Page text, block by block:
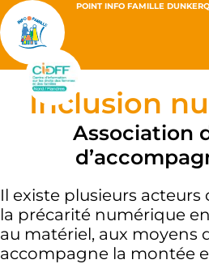
POINT INFO FAMILLE
Inclusion
Association
Il existe plusieurs
la précarité numérique
au matériel, aux moyens
accompagne la montée